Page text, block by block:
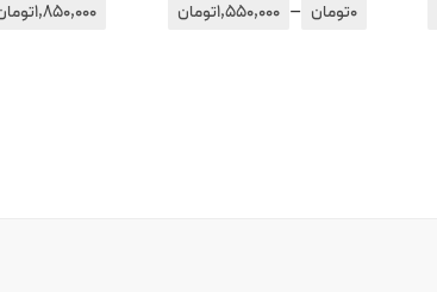
0تومان –
1,550,000تومان 1,850,000